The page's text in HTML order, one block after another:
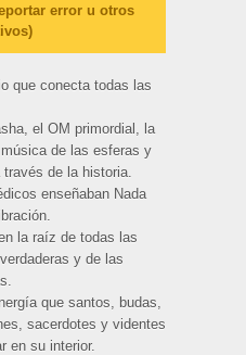
error u otros
que conecta todas las
el OM primordial, la
de las esferas y
de la historia.
enseñaban Nada
la raíz de todas las
y de las
que santos, budas,
sacerdotes y videntes
en su interior.